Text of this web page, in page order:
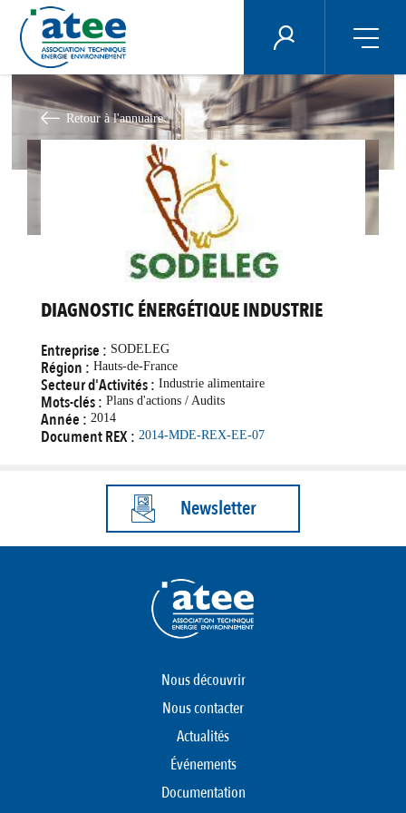
au
contenu
principal
ÉNERGIE PLUS
Retour à l'annuaire
DIAGNOSTIC ÉNERGÉTIQUE INDUSTRIE
Entreprise : SODELEG
Région : Hauts-de-France
Secteur d'Activités : Industrie alimentaire
Mots-clés : Plans d'actions / Audits
Année : 2014
Document REX : 2014-MDE-REX-EE-07
Newsletter
Nous découvrir
Nous contacter
Actualités
Événements
Documentation
Panneau de gestion des cookies